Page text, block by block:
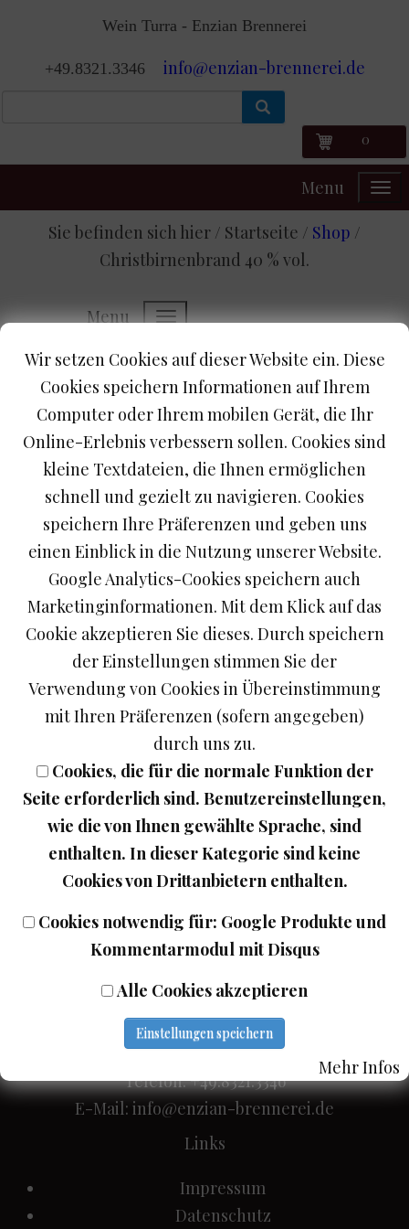
Wein Turra - Enzian Brennerei
+49.8321.3346 info@enzian-brennerei.de
0
Menu
Sie befinden sich hier / Startseite / Shop /
Christbirnenbrand 40 % vol.
Menu
Shop-Home
Christbirnenbrand 40 % vol.
0,35 Liter Williams Christbirnenbrand 40 % Vol.
(Grundpreis: 31,14 €/Liter). 0,35 Liter Williams
Christbirnenbrand 40 % Vol.
Der Geschmack reifer Williams-Birnen kommt hier
voll zur Geltung.
10.90 EUR
In den Warenkorb legen
Zurück
Adresse: Hochstrasse 10, D-87527 Sonthofen
Telefon: +49.8321.3346
E-Mail: info@enzian-brennerei.de
Links
Impressum
Datenschutz
Wir setzen Cookies auf dieser Website ein. Diese
Cookies speichern Informationen auf Ihrem
Computer oder Ihrem mobilen Gerät, die Ihr
Online-Erlebnis verbessern sollen. Cookies sind
kleine Textdateien, die Ihnen ermöglichen
schnell und gezielt zu navigieren. Cookies
speichern Ihre Präferenzen und geben uns
einen Einblick in die Nutzung unserer Website.
Google Analytics-Cookies speichern auch
Marketinginformationen. Mit dem Klick auf das
Cookie akzeptieren Sie dieses. Durch speichern
der Einstellungen stimmen Sie der
Verwendung von Cookies in Übereinstimmung
mit Ihren Präferenzen (sofern angegeben)
durch uns zu.
Cookies, die für die normale Funktion der
Seite erforderlich sind. Benutzereinstellungen,
wie die von Ihnen gewählte Sprache, sind
enthalten. In dieser Kategorie sind keine
Cookies von Drittanbietern enthalten.
Cookies notwendig für: Google Produkte und
Kommentarmodul mit Disqus
Alle Cookies akzeptieren
Einstellungen speichern
Mehr Infos